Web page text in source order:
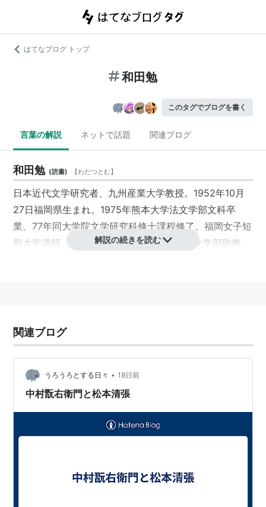
はてなブログ トップ
和田勉
このタグでブログを書く
言葉の解説 ネットで話題 関連ブログ
和田勉 (読書) 【わだつとむ】
日本近代文学研究者、九州産業大学教授。1952年10月
27日福岡県生まれ。1975年熊本大学法文学部文科卒
業、77年同大学院文学研究科修士課程修了。福岡女子短
期大学講師、助教授、九州産業大学国際文化学部助教
『梅崎春生の文学』桜楓社 1986.11.近代の文学
『古井由吉論』おうふう 1999.3.
和田勉 (一般) 【わだべん】
演出家、映画監督、タレント。
1930年6月3日、三重県生まれ。2011年1月14日、死去。
卒業。
解説の続きを読む
関連ブログ
うろうろとする日々 • 18日前
中村翫右衛門と松本清張